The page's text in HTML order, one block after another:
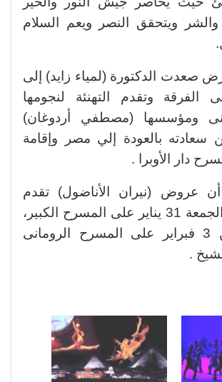
والشر ويتحقق النصر ويعم السلام
صعدت الدكتورة (لمياء زايد) إلى
الفرقة وتقدم التهنئة لنجومها
ومؤسسها (مصطفي أردوغان)
سعادته بالعودة إلي مصر وإقامة
دار الأوبرا .
أن عروض (نيران الأناضول) تقدم
عرضها اليوم الجمعة 31 يناير على المسرح الكبير،
ومساء الاثنين 3 فبراير على المسرح الرومانى
.